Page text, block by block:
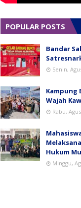
POPULAR POSTS
Bandar
Senin,
Kampung
Wajah
Rabu,
Hukum
Minggu,